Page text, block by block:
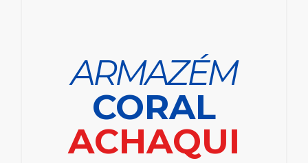
ARMAZÉM
CORAL
ACHAQUI